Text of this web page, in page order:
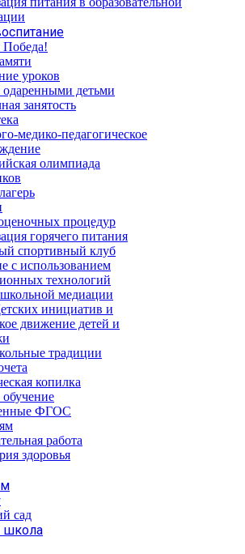
Победа!
уроков
одаренными детьми
занятость
медико-педагогическое
олимпиада
процедур
горячего питания
спортивный клуб
с использованием
технологий
медиации
инициатив и
движение детей и
традиции
копилка
ФГОС
работа
здоровья
сад
школа